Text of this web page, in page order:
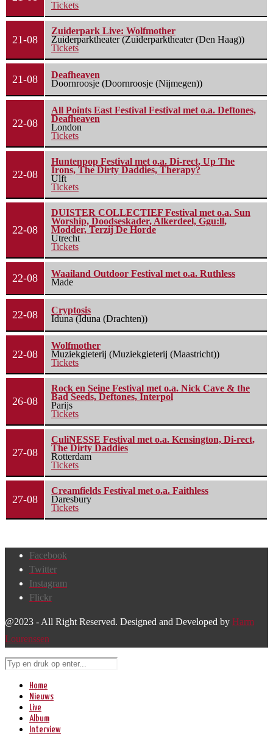
Tickets
21-08
Zuiderpark Live: Wolfmother
Zuiderparktheater (Zuiderparktheater (Den Haag))
Tickets
21-08
Deafheaven
Doornroosje (Doornroosje (Nijmegen))
22-08
All Points East Festival Festival met o.a. Deftones,
Deafheaven
London
Tickets
22-08
Huntenpop Festival met o.a. Di-rect, Up The
Irons, The Dirty Daddies, Therapy?
Ulft
Tickets
22-08
DUISTER COLLECTIEF Festival met o.a. Sun
Worship, Doodseskader, Alkerdeel, Ggu:ll,
Modder, Terzij De Horde
Utrecht
Tickets
22-08
Waailand Outdoor Festival met o.a. Ruthless
Made
22-08
Cryptosis
Iduna (Iduna (Drachten))
22-08
Wolfmother
Muziekgieterij (Muziekgieterij (Maastricht))
Tickets
26-08
Rock en Seine Festival met o.a. Nick Cave & the
Bad Seeds, Deftones, Interpol
Parijs
Tickets
27-08
CuliNESSE Festival met o.a. Kensington, Di-rect,
The Dirty Daddies
Rotterdam
Tickets
27-08
Creamfields Festival met o.a. Faithless
Daresbury
Tickets
Facebook
Twitter
Instagram
Flickr
@2023 - All Right Reserved. Designed and Developed by Harm
Lourenssen
Home
Nieuws
Live
Album
Interview